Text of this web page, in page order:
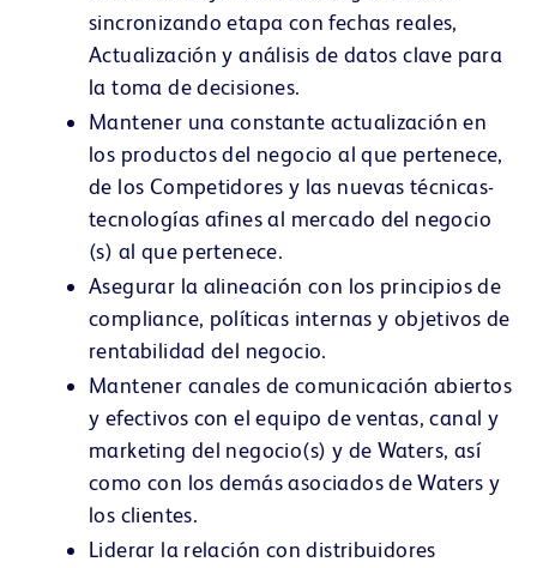
sincronizando etapa con fechas reales,
Actualización y análisis de datos clave para
la toma de decisiones.
Mantener una constante actualización en
los productos del negocio al que pertenece,
de los Competidores y las nuevas técnicas-
tecnologías afines al mercado del negocio
(s) al que pertenece.
Asegurar la alineación con los principios de
compliance, políticas internas y objetivos de
rentabilidad del negocio.
Mantener canales de comunicación abiertos
y efectivos con el equipo de ventas, canal y
marketing del negocio(s) y de Waters, así
como con los demás asociados de Waters y
los clientes.
Liderar la relación con distribuidores